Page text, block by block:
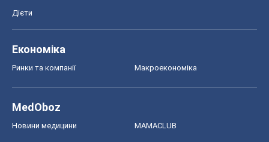
Дієти
Економіка
Ринки та компанії Макроекономіка
MedOboz
Новини медицини MAMACLUB